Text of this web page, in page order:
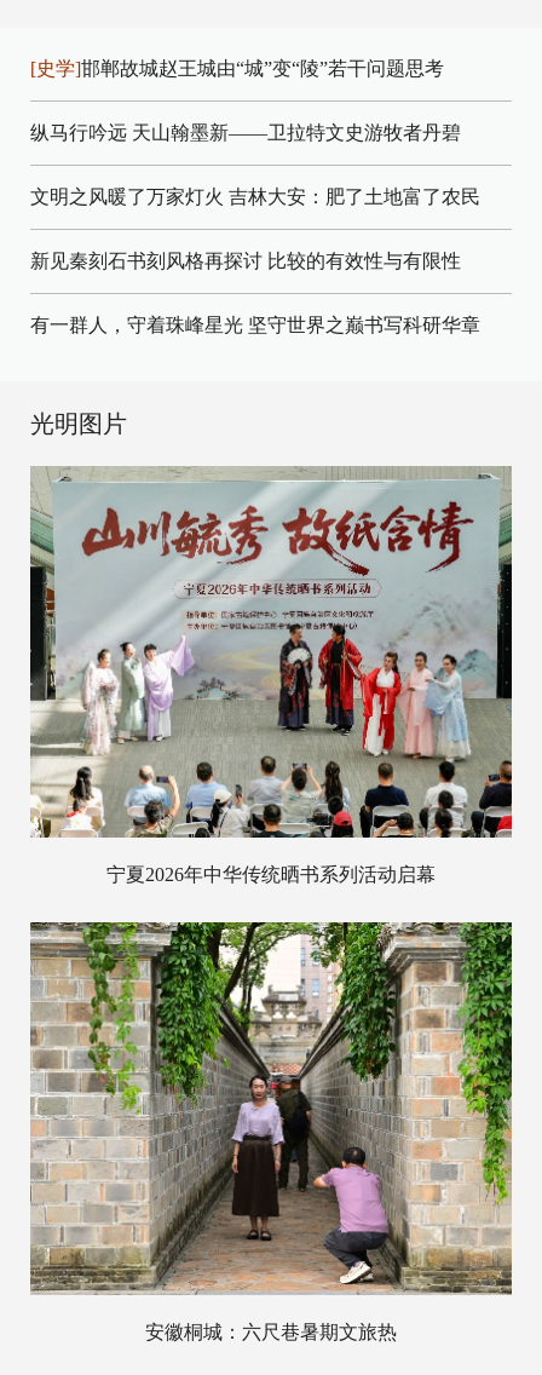
[史学]邯郸故城赵王城由“城”变“陵”若干问题思考
纵马行吟远 天山翰墨新——卫拉特文史游牧者丹碧
文明之风暖了万家灯火 吉林大安：肥了土地富了农民
新见秦刻石书刻风格再探讨 比较的有效性与有限性
有一群人，守着珠峰星光 坚守世界之巅书写科研华章
光明图片
宁夏2026年中华传统晒书系列活动启幕
安徽桐城：六尺巷暑期文旅热